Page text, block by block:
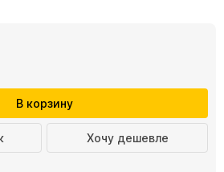
В корзину
Хочу дешевле